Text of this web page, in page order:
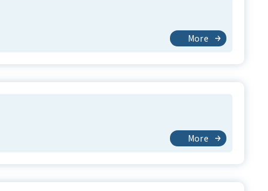
More
More